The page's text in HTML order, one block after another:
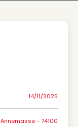
14/11/2025
Annemasse - 74100